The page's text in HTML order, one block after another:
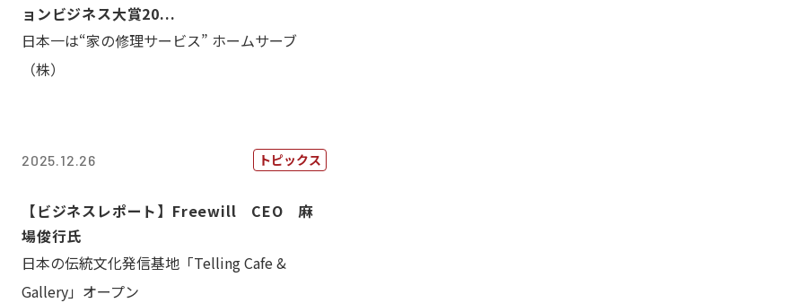
ョンビジネス大賞20...
日本一は“家の修理サービス” ホームサーブ
（株）
2025.12.26 トピックス
【ビジネスレポート】Freewill CEO 麻
場俊行氏
日本の伝統文化発信基地「Telling Cafe &
Gallery」オープン